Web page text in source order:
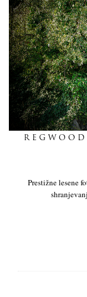
Prestižne lesene